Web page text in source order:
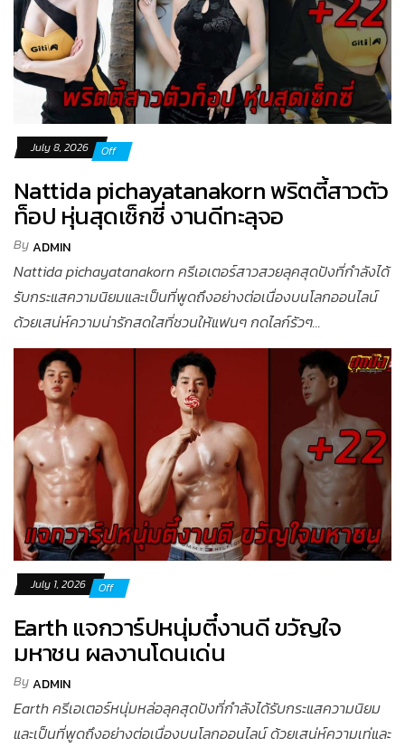
July 8, 2026 Off
Nattida pichayatanakorn พริตตี้สาวตัว
ท็อป หุ่นสุดเซ็กซี่ งานดีทะลุจอ
ByADMIN
Nattida pichayatanakorn ครีเอเตอร์สาวสวยลุคสุดปังที่กำลังได้
รับกระแสความนิยมและเป็นที่พูดถึงอย่างต่อเนื่องบนโลกออนไลน์
ด้วยเสน่ห์ความน่ารักสดใสที่ชวนให้แฟนๆ กดไลก์รัวๆ...
July 1, 2026 Off
Earth แจกวาร์ปหนุ่มตี๋งานดี ขวัญใจ
มหาชน ผลงานโดนเด่น
ByADMIN
Earth ครีเอเตอร์หนุ่มหล่อลุคสุดปังที่กำลังได้รับกระแสความนิยม
และเป็นที่พูดถึงอย่างต่อเนื่องบนโลกออนไลน์ ด้วยเสน่ห์ความเท่และ